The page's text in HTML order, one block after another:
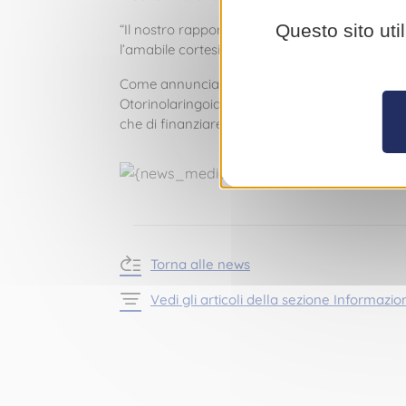
“Il nostro rapporto pluriennale con il CHPG
l’amabile cortesia del personale. È per
Come annunciato da
,
Otorinolaringoiatria, un robot per la
che di finanziare progetti per la ricerca
Torna alle news
Vedi gli articoli della sezione
Questo sito